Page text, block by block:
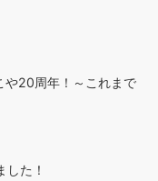
20周年！～これまで
した！